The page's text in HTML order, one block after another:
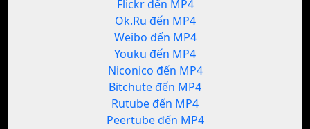
Flickr đến MP4
Ok.Ru đến MP4
Weibo đến MP4
Youku đến MP4
Niconico đến MP4
Bitchute đến MP4
Rutube đến MP4
Peertube đến MP4